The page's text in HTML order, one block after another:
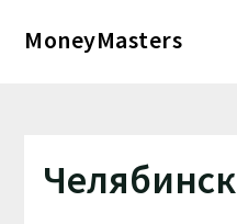
MoneyMasters
Челябинск